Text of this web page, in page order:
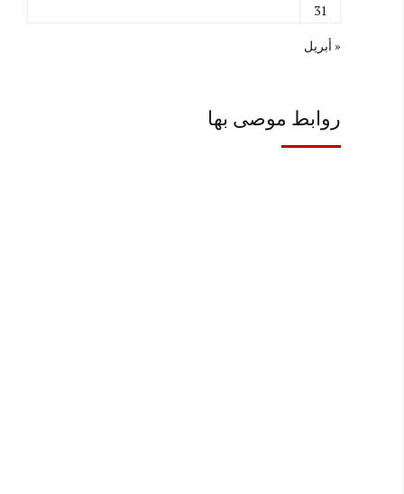
31
« أبريل
روابط موصى بها